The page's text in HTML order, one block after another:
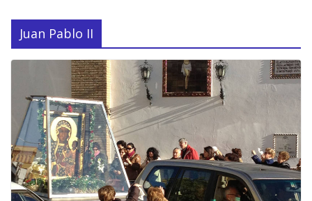
Juan Pablo II